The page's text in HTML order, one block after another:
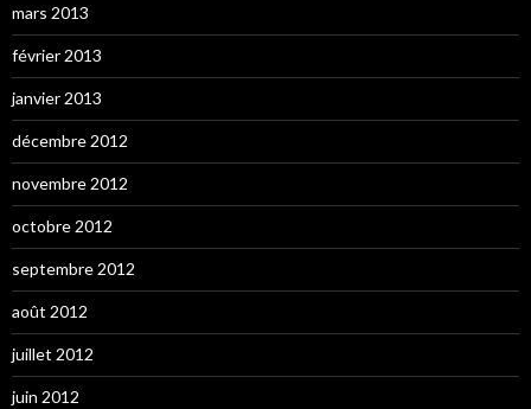
mars 2013
février 2013
janvier 2013
décembre 2012
novembre 2012
octobre 2012
septembre 2012
août 2012
juillet 2012
juin 2012